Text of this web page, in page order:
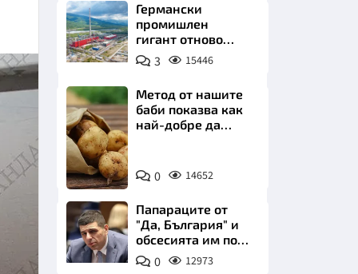
ХРАНА
ИКОНОМИКА
Германски
промишлен
гигант отново
позлатява наш
град
3 15446
Снимка:
Пиксабей
Метод от нашите
баби показва как
най-добре да
0 14652
Папараците от
"Да, България" и
обсесията им по
Пеевски
0 12973